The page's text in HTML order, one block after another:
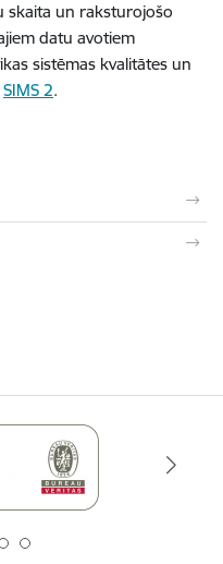
skaita un raksturojošo
datu avotiem
sistēmas kvalitātes un
SIMS 2.